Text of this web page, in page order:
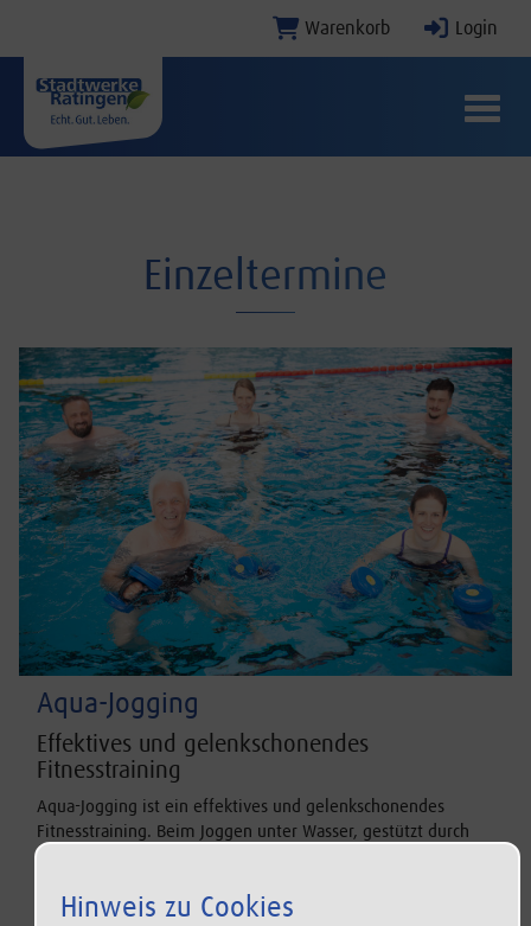
Warenkorb Login
Menü
Einzeltermine
Aqua-Jogging
Effektives und gelenkschonendes
Fitnesstraining
Aqua-Jogging ist ein effektives und gelenkschonendes
Fitnesstraining. Beim Joggen unter Wasser, gestützt durch
einen Auftriebsgürtel, nutzen Sie den natürlichen
Kreislauf-System sanft und effektiv zu trainieren, ohne Ihre
Hinweis zu Cookies